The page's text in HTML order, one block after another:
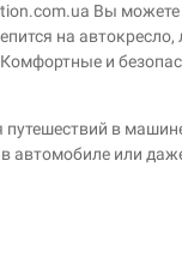
Вы можете
на автокресло,
и
в
автомобиле или